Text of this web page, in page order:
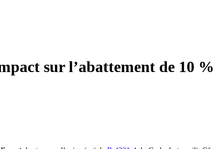
sur l’abattement de 10 %